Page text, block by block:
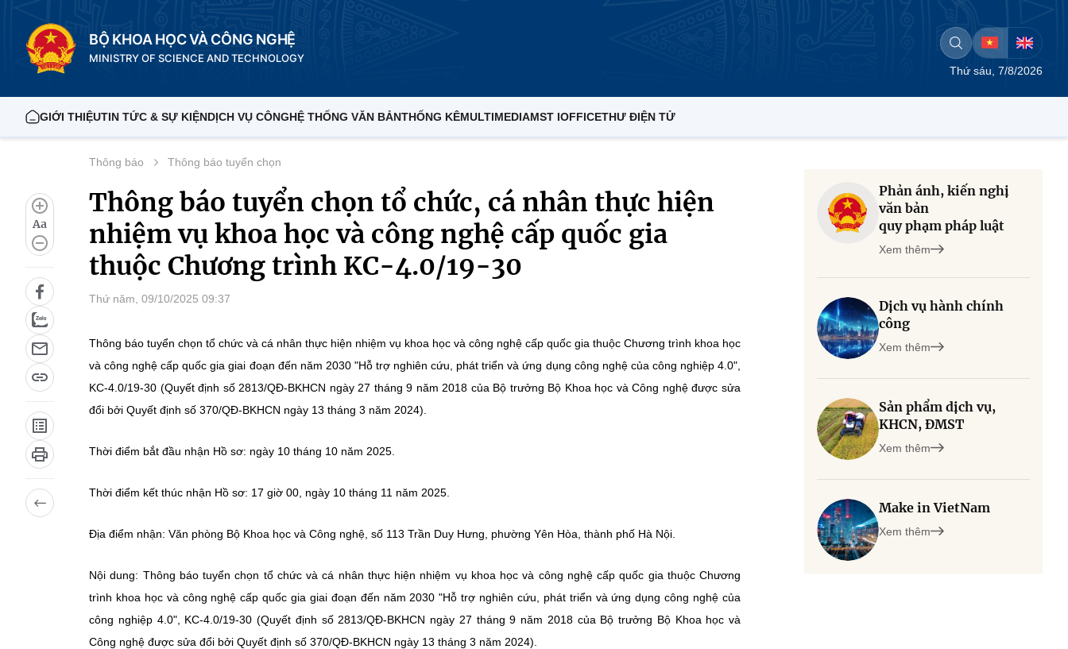
BỘ KHOA HỌC VÀ CÔNG NGHỆ
MINISTRY OF SCIENCE AND TECHNOLOGY
Thứ sáu, 7/8/2026
GIỚI THIỆUTIN TỨC & SỰ KIỆNDỊCH VỤ CÔNGHỆ THỐNG VĂN BẢNTHỐNG KÊMULTIMEDIAMST IOFFICETHƯ ĐIỆN TỬ
Aa
Thông báo Thông báo tuyển chọn
Thông báo tuyển chọn tổ chức, cá nhân thực hiện
nhiệm vụ khoa học và công nghệ cấp quốc gia
thuộc Chương trình KC-4.0/19-30
Thứ năm, 09/10/2025 09:37
Thông báo tuyển chọn tổ chức và cá nhân thực hiện nhiệm vụ khoa học và công nghệ cấp quốc gia thuộc Chương trình khoa học
và công nghệ cấp quốc gia giai đoạn đến năm 2030 "Hỗ trợ nghiên cứu, phát triển và ứng dụng công nghệ của công nghiệp 4.0",
KC-4.0/19-30 (Quyết định số 2813/QĐ-BKHCN ngày 27 tháng 9 năm 2018 của Bộ trưởng Bộ Khoa học và Công nghệ được sửa
đổi bởi Quyết định số 370/QĐ-BKHCN ngày 13 tháng 3 năm 2024).
Thời điểm bắt đầu nhận Hồ sơ: ngày 10 tháng 10 năm 2025.
Thời điểm kết thúc nhận Hồ sơ: 17 giờ 00, ngày 10 tháng 11 năm 2025.
Địa điểm nhận: Văn phòng Bộ Khoa học và Công nghệ, số 113 Trần Duy Hưng, phường Yên Hòa, thành phố Hà Nội.
Nội dung: Thông báo tuyển chọn tổ chức và cá nhân thực hiện nhiệm vụ khoa học và công nghệ cấp quốc gia thuộc Chương
trình khoa học và công nghệ cấp quốc gia giai đoạn đến năm 2030 "Hỗ trợ nghiên cứu, phát triển và ứng dụng công nghệ của
công nghiệp 4.0", KC-4.0/19-30 (Quyết định số 2813/QĐ-BKHCN ngày 27 tháng 9 năm 2018 của Bộ trưởng Bộ Khoa học và
Công nghệ được sửa đổi bởi Quyết định số 370/QĐ-BKHCN ngày 13 tháng 3 năm 2024).
Phản ánh, kiến nghị
văn bản
quy phạm pháp luật
Xem thêm
Dịch vụ hành chính
công
Xem thêm
Sản phẩm dịch vụ,
KHCN, ĐMST
Xem thêm
Make in VietNam
Xem thêm